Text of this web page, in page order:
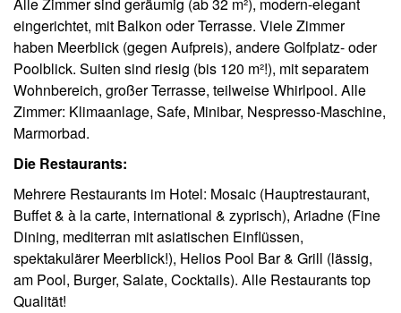
eingerichtet, mit Balkon oder Terrasse. Viele Zimmer
haben Meerblick (gegen Aufpreis), andere Golfplatz- oder
Poolblick. Suiten sind riesig (bis 120 m²!), mit separatem
Wohnbereich, großer Terrasse, teilweise Whirlpool. Alle
Zimmer: Klimaanlage, Safe, Minibar, Nespresso-Maschine,
Marmorbad.
Die Restaurants:
Mehrere Restaurants im Hotel: Mosaic (Hauptrestaurant,
Buffet & à la carte, international & zyprisch), Ariadne (Fine
Dining, mediterran mit asiatischen Einflüssen,
spektakulärer Meerblick!), Helios Pool Bar & Grill (lässig,
am Pool, Burger, Salate, Cocktails). Alle Restaurants top
Qualität!